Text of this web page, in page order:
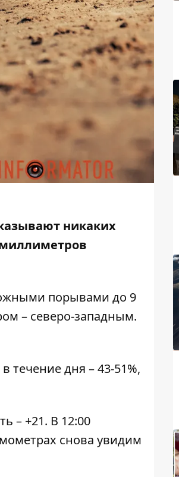
никаких
миллиметров
порывами до 9
– северо-западным.
течение дня – 43-51%,
– +21. В 12:00
снова увидим